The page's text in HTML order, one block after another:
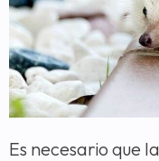
Es necesario que